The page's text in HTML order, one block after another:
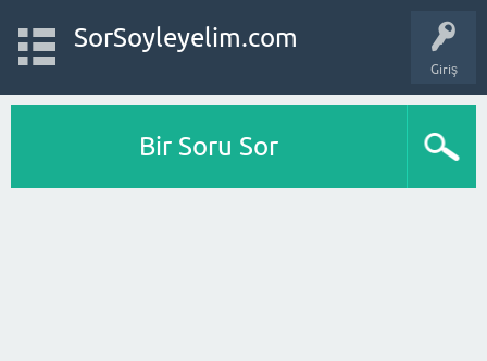
Giriş
SorSoyleyelim.com
Bir Soru Sor